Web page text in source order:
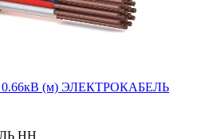
0.66кВ (м) ЭЛЕКТРОКАБЕЛЬ
НН